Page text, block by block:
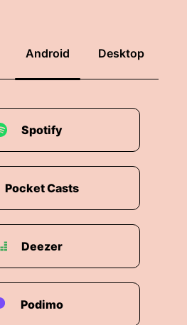
Android Desktop
Spotify
Pocket Casts
Deezer
Podimo